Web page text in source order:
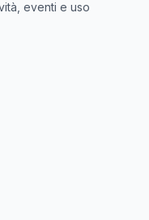
eventi e uso